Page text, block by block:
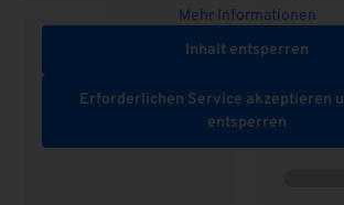
Mehr Informationen
Inhalt entsperren
Erforderlichen Service akzeptieren
entsperren